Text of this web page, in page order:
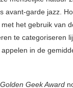
avant-garde jazz.
het gebruik van
te categoriseren
in de
Golden Geek Award